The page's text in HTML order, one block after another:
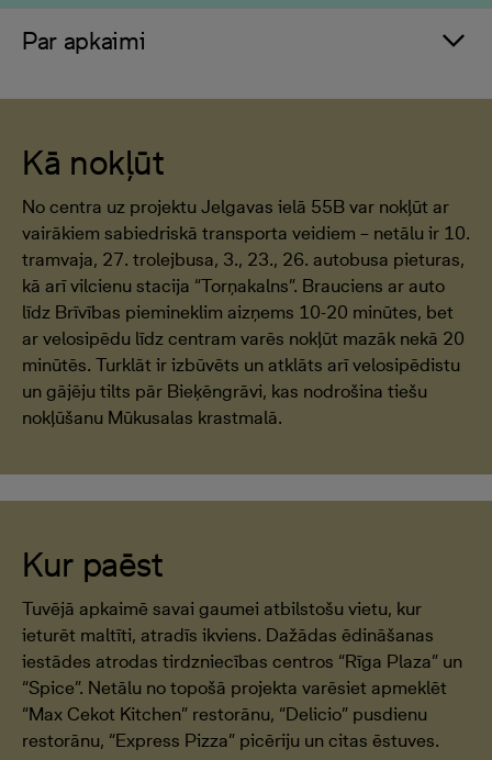
Par apkaimi
Kā nokļūt
No centra uz projektu Jelgavas ielā 55B var nokļūt ar
vairākiem sabiedriskā transporta veidiem – netālu ir 10.
tramvaja, 27. trolejbusa, 3., 23., 26. autobusa pieturas,
kā arī vilcienu stacija “Torņakalns”. Brauciens ar auto
līdz Brīvības piemineklim aizņems 10-20 minūtes, bet
ar velosipēdu līdz centram varēs nokļūt mazāk nekā 20
minūtēs. Turklāt ir izbūvēts un atklāts arī velosipēdistu
un gājēju tilts pār Bieķēngrāvi, kas nodrošina tiešu
nokļūšanu Mūkusalas krastmalā.
Kur paēst
Tuvējā apkaimē savai gaumei atbilstošu vietu, kur
ieturēt maltīti, atradīs ikviens. Dažādas ēdināšanas
iestādes atrodas tirdzniecības centros “Rīga Plaza” un
“Spice”. Netālu no topošā projekta varēsiet apmeklēt
“Max Cekot Kitchen” restorānu, “Delicio” pusdienu
restorānu, “Express Pizza” picēriju un citas ēstuves.